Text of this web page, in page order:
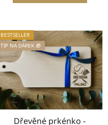
BESTSELLER
TIP NA DÁREK 🎁
Dřevěné prkénko -